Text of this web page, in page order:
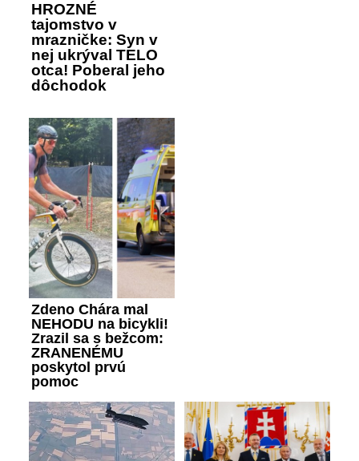
HROZNÉ
tajomstvo v
mrazničke: Syn v
nej ukrýval TELO
otca! Poberal jeho
dôchodok
Zdeno Chára mal
NEHODU na bicykli!
Zrazil sa s bežcom:
ZRANENÉMU
poskytol prvú
pomoc